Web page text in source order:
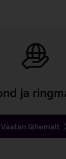
ja
Vaatan lähemalt